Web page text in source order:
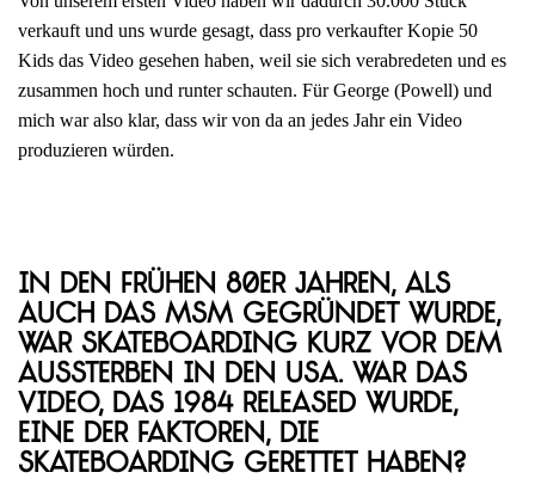
verkauft und uns wurde gesagt, dass pro verkaufter Kopie 50
Kids das Video gesehen haben, weil sie sich verabredeten und es
zusammen hoch und runter schauten. Für George (Powell) und
mich war also klar, dass wir von da an jedes Jahr ein Video
produzieren würden.
In den frühen 80er Jahren, als
auch das MSM gegründet wurde,
war Skateboarding kurz vor dem
Aussterben in den USA. War das
Video, das 1984 released wurde,
eine der Faktoren, die
Skateboarding gerettet haben?